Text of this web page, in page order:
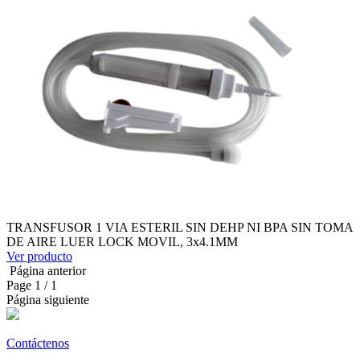
TRANSFUSOR 1 VIA ESTERIL SIN DEHP NI BPA SIN TOMA
DE AIRE LUER LOCK MOVIL, 3x4.1MM
Ver producto
Página anterior
Page 1 / 1
Página siguiente
Contáctenos